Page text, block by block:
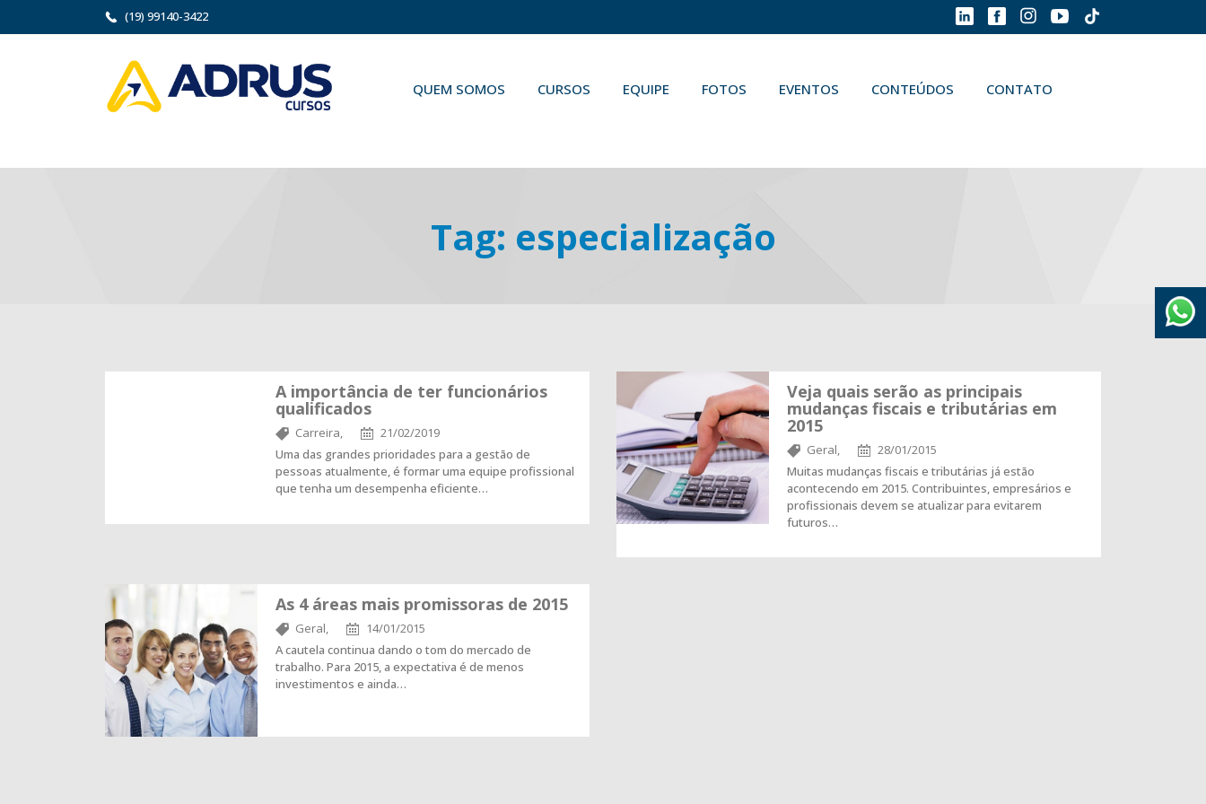
(19) 99140-3422
QUEM SOMOS CURSOS EQUIPE FOTOS EVENTOS CONTEÚDOS CONTATO
Tag: especialização
A importância de ter funcionários
qualificados
Carreira,
21/02/2019
Uma das grandes prioridades para a gestão de
pessoas atualmente, é formar uma equipe profissional
que tenha um desempenha eficiente…
Veja quais serão as principais
mudanças fiscais e tributárias em
2015
Geral,
28/01/2015
Muitas mudanças fiscais e tributárias já estão
acontecendo em 2015. Contribuintes, empresários e
profissionais devem se atualizar para evitarem
futuros…
As 4 áreas mais promissoras de 2015
Geral,
14/01/2015
A cautela continua dando o tom do mercado de
trabalho. Para 2015, a expectativa é de menos
investimentos e ainda…